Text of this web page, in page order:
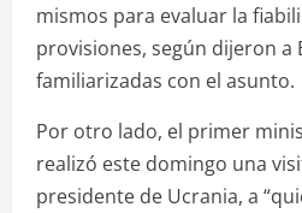
mismos para evaluar la
provisiones, según dijeron a
familiarizadas con el asunto.
Por otro lado, el primer
realizó este domingo una
presidente de Ucrania, a